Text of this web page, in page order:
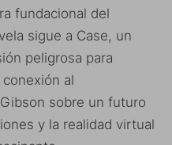
fundacional del
sigue a Case, un
peligrosa para
al
sobre un futuro
y la realidad virtual